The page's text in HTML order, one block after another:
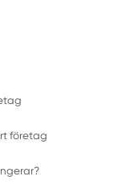
företag